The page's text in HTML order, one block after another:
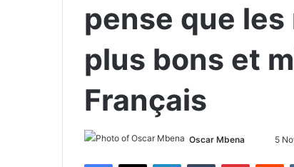
pense que
plus bons et
Français
Oscar Mbena 5